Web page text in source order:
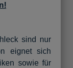
sind nur
eignet sich
sowie für